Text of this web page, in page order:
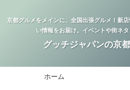
京都グルメをメインに、全国出張グルメ！新
い情報をお届け。イベントや街ネ
グッチジャパンの京
ホーム